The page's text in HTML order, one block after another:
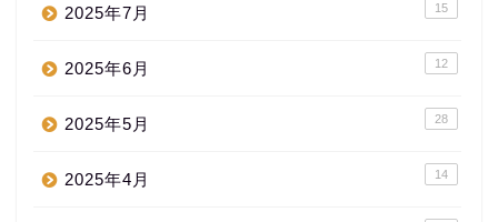
2025年7月 15
2025年6月 12
2025年5月 28
2025年4月 14